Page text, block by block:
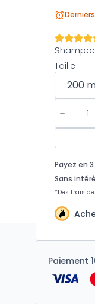
Taille
Paiement